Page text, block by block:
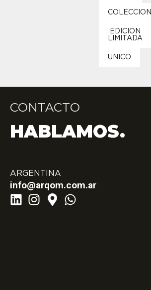
COLECCION
EDICION
LIMITADA
UNICO
CONTACTO
HABLAMOS.
ARGENTINA
info@arqom.com.ar